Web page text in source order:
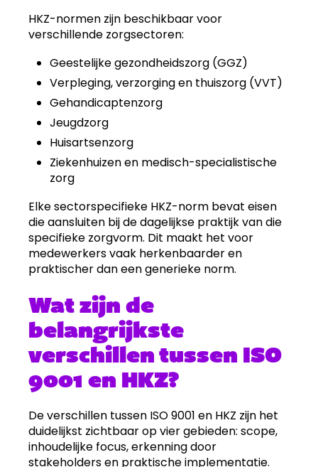
HKZ-normen zijn beschikbaar voor
verschillende zorgsectoren:
Geestelijke gezondheidszorg (GGZ)
Verpleging, verzorging en thuiszorg (VVT)
Gehandicaptenzorg
Jeugdzorg
Huisartsenzorg
Ziekenhuizen en medisch-specialistische
zorg
Elke sectorspecifieke HKZ-norm bevat eisen
die aansluiten bij de dagelijkse praktijk van die
specifieke zorgvorm. Dit maakt het voor
medewerkers vaak herkenbaarder en
praktischer dan een generieke norm.
Wat zijn de
belangrijkste
verschillen tussen ISO
9001 en HKZ?
De verschillen tussen ISO 9001 en HKZ zijn het
duidelijkst zichtbaar op vier gebieden: scope,
inhoudelijke focus, erkenning door
stakeholders en praktische implementatie.